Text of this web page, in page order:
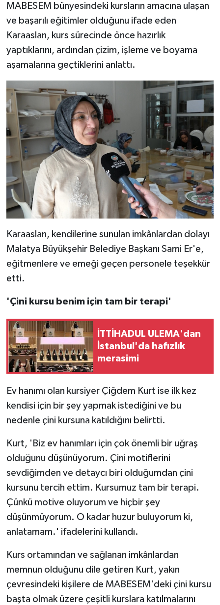
MABESEM bünyesindeki kursların amacına ulaşan
ve başarılı eğitimler olduğunu ifade eden
Karaaslan, kurs sürecinde önce hazırlık
yaptıklarını, ardından çizim, işleme ve boyama
aşamalarına geçtiklerini anlattı.
Karaaslan, kendilerine sunulan imkânlardan dolayı
Malatya Büyükşehir Belediye Başkanı Sami Er'e,
eğitmenlere ve emeği geçen personele teşekkür
etti.
'Çini kursu benim için tam bir terapi'
İTTİHADUL ULEMA'dan
İstanbul'da hafızlık
merasimi
Ev hanımı olan kursiyer Çiğdem Kurt ise ilk kez
kendisi için bir şey yapmak istediğini ve bu
nedenle çini kursuna katıldığını belirtti.
Kurt, 'Biz ev hanımları için çok önemli bir uğraş
olduğunu düşünüyorum. Çini motiflerini
sevdiğimden ve detaycı biri olduğumdan çini
kursunu tercih ettim. Kursumuz tam bir terapi.
Çünkü motive oluyorum ve hiçbir şey
düşünmüyorum. O kadar huzur buluyorum ki,
anlatamam.' ifadelerini kullandı.
Kurs ortamından ve sağlanan imkânlardan
memnun olduğunu dile getiren Kurt, yakın
çevresindeki kişilere de MABESEM'deki çini kursu
başta olmak üzere çeşitli kurslara katılmalarını